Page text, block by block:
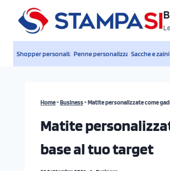
contenuto
Shopper personalizzatePenne personalizzateSacche e
Home-Business-Matite personalizzate come
Matite
base al tuo target